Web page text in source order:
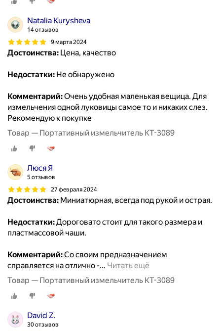
Natalia Kurysheva
14 отзывов
9 марта 2024
Достоинства: Цена, качество
Недостатки: Не обнаружено
Комментарий:Очень удобная маленькая вещица. Для
измельчения одной луковицы самое то и никаких слез.
Рекомендую к покупке
Товар — Портативный измельчитель КТ-3089
Люся Я
5 отзывов
27 февраля 2024
Достоинства: Миниатюрная, всегда под рукой и острая.
Недостатки:Дороговато стоит для такого размера и
пластмассовой чаши.
Комментарий:Со своим предназначением
справляется на отлично -… Читать ещё
Товар — Портативный измельчитель КТ-3089
David Z.
30 отзывов